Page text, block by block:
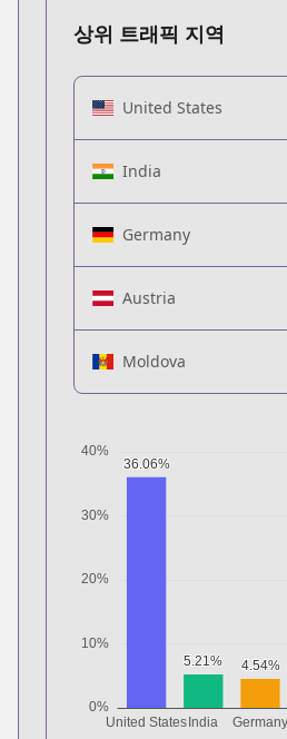
상위 트래픽 지역
United States
India
Germany
Austria
Moldova